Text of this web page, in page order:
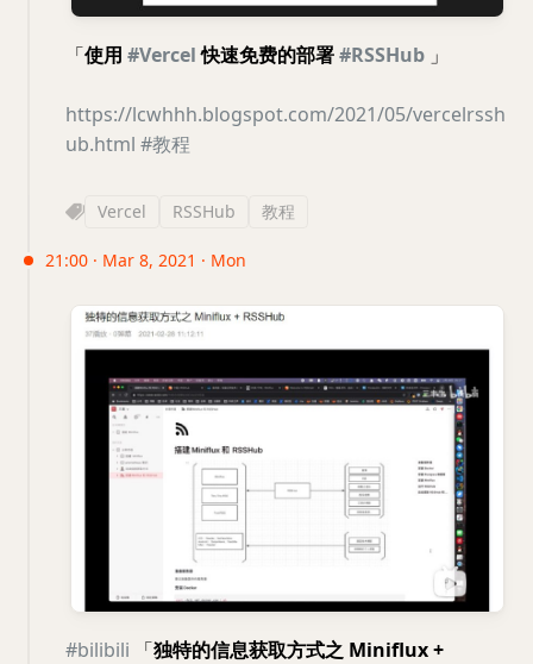
「使用 #Vercel快速免费的部署#RSSHub 」
https://lcwhhh.blogspot.com/2021/05/vercelrssh
ub.html #教程
Vercel RSSHub 教程
21:00 · Mar 8, 2021 · Mon
#bilibili 「独特的信息获取方式之 Miniflux +